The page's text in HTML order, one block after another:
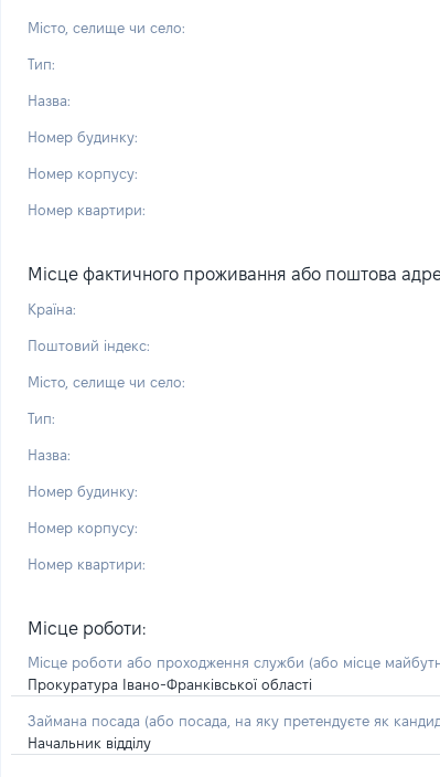
Місто, селище чи село:
Тип:
Назва:
Номер будинку:
Номер корпусу:
Номер квартири:
Місце фактичного проживання або поштова
Країна:
Поштовий індекс:
Місто, селище чи село:
Тип:
Назва:
Номер будинку:
Номер корпусу:
Номер квартири:
Місце роботи:
Місце роботи або проходження служби (або місце
Прокуратура Івано-Франківської області
Займана посада (або посада, на яку претендуєте як
Начальник відділу